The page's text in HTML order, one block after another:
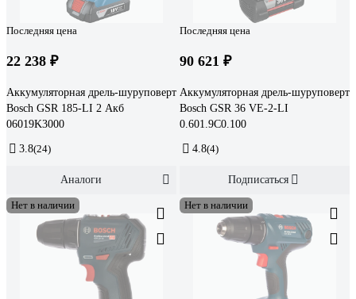
Последняя цена
22 238 ₽
Аккумуляторная дрель-шуруповерт
Bosch GSR 185-LI 2 Акб
06019K3000
3.8(24)
Аналоги
Последняя цена
90 621 ₽
Аккумуляторная дрель-шуруповерт
Bosch GSR 36 VE-2-LI
0.601.9C0.100
4.8(4)
Подписаться
Нет в наличии Нет в наличии